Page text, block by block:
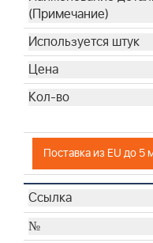
Поставка из EU до 5